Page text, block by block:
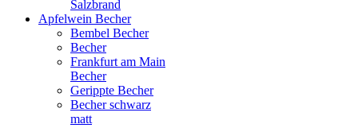
Salzbrand
Apfelwein Becher
Bembel Becher
Becher
Frankfurt am Main
Becher
Gerippte Becher
Becher schwarz
matt